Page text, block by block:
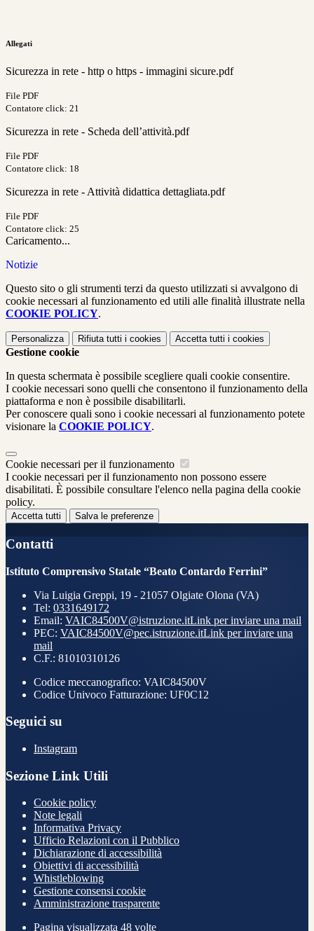
Allegati
Sicurezza in rete - http o https - immagini sicure.pdf
File PDF
Contatore click: 21
Sicurezza in rete - Scheda dell’attività.pdf
File PDF
Contatore click: 18
Sicurezza in rete - Attività didattica dettagliata.pdf
File PDF
Contatore click: 25
Caricamento...
Notizie
Questo sito o gli strumenti terzi da questo utilizzati si avvalgono di
cookie necessari al funzionamento ed utili alle finalità illustrate nella
COOKIE POLICY.
Personalizza Rifiuta tutti i cookies Accetta tutti i cookies
Gestione cookie
In questa schermata è possibile scegliere quali cookie consentire.
I cookie necessari sono quelli che consentono il funzionamento della
piattaforma e non è possibile disabilitarli.
Per conoscere quali sono i cookie necessari al funzionamento potete
visionare la COOKIE POLICY.
Cookie necessari per il funzionamento
I cookie necessari per il funzionamento non possono essere
disabilitati. È possibile consultare l'elenco nella pagina della cookie
policy.
Accetta tutti Salva le preferenze
Contatti
Istituto Comprensivo Statale “Beato Contardo Ferrini”
Via Luigia Greppi, 19 - 21057 Olgiate Olona (VA)
Tel: 0331649172
Email: VAIC84500V@istruzione.itLink per inviare una mail
PEC: VAIC84500V@pec.istruzione.itLink per inviare una
mail
C.F.: 81010310126
Codice meccanografico: VAIC84500V
Codice Univoco Fatturazione: UF0C12
Seguici su
Instagram
Sezione Link Utili
Cookie policy
Note legali
Informativa Privacy
Ufficio Relazioni con il Pubblico
Dichiarazione di accessibilità
Obiettivi di accessibilità
Whistleblowing
Gestione consensi cookie
Amministrazione trasparente
Pagina visualizzata 48 volte